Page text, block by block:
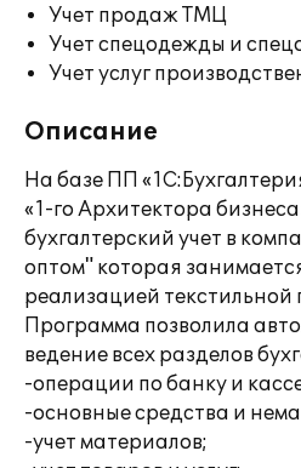
Учет продаж ТМЦ
Учет спецодежды и
Учет услуг
Описание
На базе ПП
«1-го Архитектора
бухгалтерский учет в
оптом" которая
реализацией текстильной
Программа позволила
ведение всех разделов
-операции по банку и
-основные средства и
-учет материалов;